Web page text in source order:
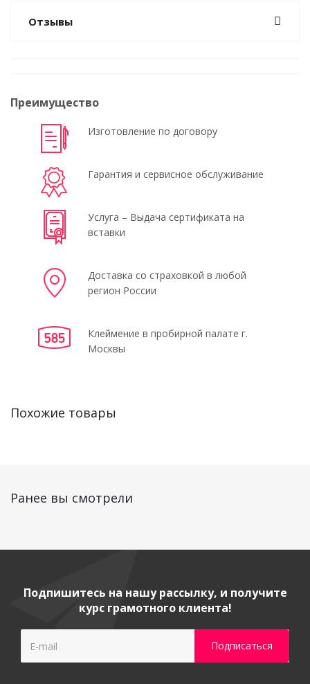
Отзывы
Преимущество
Изготовление по договору
Гарантия и сервисное обслуживание
Услуга – Выдача сертификата на
вставки
Доставка со страховкой в любой
регион России
Клеймение в пробирной палате г.
Москвы
Похожие товары
Ранее вы смотрели
Подпишитесь на нашу рассылку, и получите
курс грамотного клиента!